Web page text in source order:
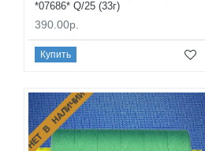
*07686* Q/25 (33г)
390.00р.
Купить
НЕТ В НАЛИЧИИ